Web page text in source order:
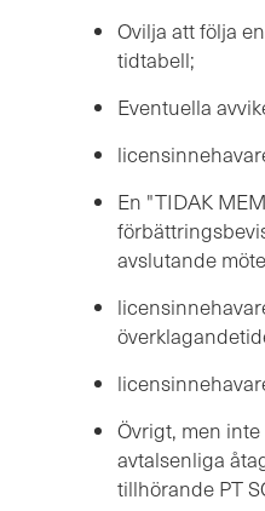
Ovilja att följa
tidtabell;
Eventuella
En "TIDAK
avslutande
Övrigt, men
avtalsenliga
tillhörande PT